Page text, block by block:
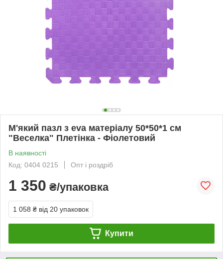
М'який пазл з eva матеріалу 50*50*1 см
"Веселка" Плетінка - Фіолетовий
В наявності
Код: 0404 0215
Опт і роздріб
1 350 ₴/упаковка
1 058 ₴ від 20 упаковок
Купити